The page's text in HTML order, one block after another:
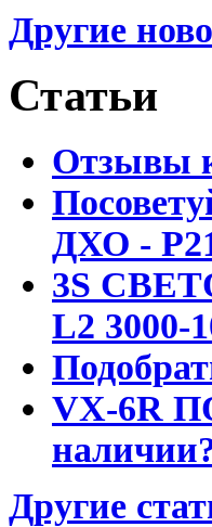
Другие
Статьи
Отзывы
ДХО -
3S
L2 3000-
VX-6R
Другие